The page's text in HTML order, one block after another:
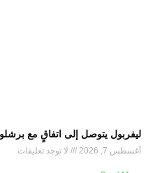
ليفربول يتوصل إلى اتفاقٍ مع
أغسطس 7, 2026 لا توجد تعليقات